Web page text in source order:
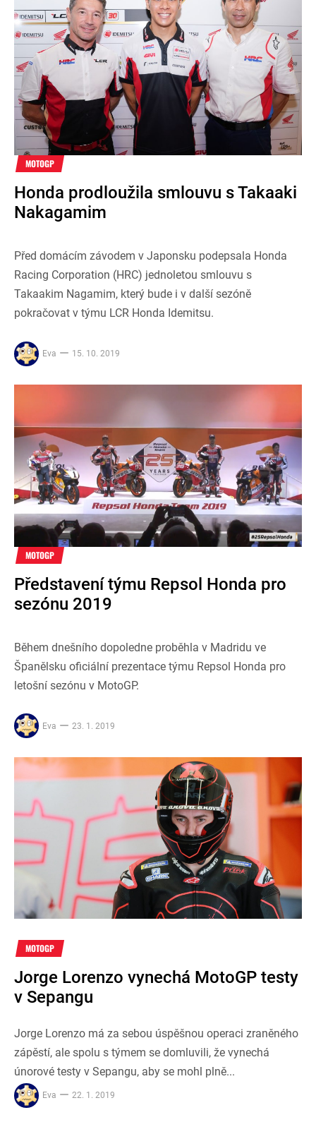
MOTOGP
Honda prodloužila smlouvu s Takaaki
Nakagamim
Před domácím závodem v Japonsku podepsala Honda
Racing Corporation (HRC) jednoletou smlouvu s
Takaakim Nagamim, který bude i v další sezóně
pokračovat v týmu LCR Honda Idemitsu.
Eva 15. 10. 2019
MOTOGP
Představení týmu Repsol Honda pro
sezónu 2019
Během dnešního dopoledne proběhla v Madridu ve
Španělsku oficiální prezentace týmu Repsol Honda pro
letošní sezónu v MotoGP.
Eva 23. 1. 2019
MOTOGP
Jorge Lorenzo vynechá MotoGP testy
v Sepangu
Jorge Lorenzo má za sebou úspěšnou operaci zraněného
zápěstí, ale spolu s týmem se domluvili, že vynechá
únorové testy v Sepangu, aby se mohl plně...
Eva 22. 1. 2019